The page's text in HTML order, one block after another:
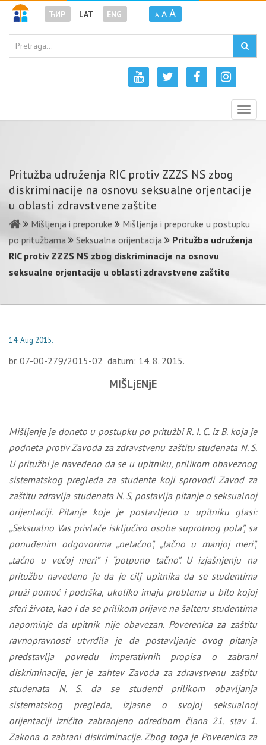
ЋИР LAT ENG A A A
Pritužba udruženja RIC protiv ZZZS NS zbog
diskriminacije na osnovu seksualne orjentacije
u oblasti zdravstvene zaštite
Mišljenja i preporuke
Mišljenja i preporuke u postupku
po pritužbama
Seksualna orijentacija
Pritužba udruženja
RIC protiv ZZZS NS zbog diskriminacije na osnovu
seksualne orjentacije u oblasti zdravstvene zaštite
14. Aug 2015.
br. 07-00-279/2015-02 datum: 14. 8. 2015.
MIŠLjENjE
Mišljenje je doneto u postupku po pritužbi R. I. C. iz B. koja je
podneta protiv Zavoda za zdravstvenu zaštitu studenata N. S.
U pritužbi je navedeno da se u upitniku, prilikom obaveznog
sistematskog pregleda za studente koji sprovodi Zavod za
zaštitu zdravlja studenata N. S, postavlja pitanje o seksualnoj
orijentaciji. Pitanje koje je postavljeno u upitniku glasi:
„Seksualno Vas privlače isključivo osobe suprotnog pola”, sa
ponuđenim odgovorima „netačno”, „tačno u manjoj meri”,
„tačno u većoj meri” i “potpuno tačno”. U izjašnjenju na
pritužbu navedeno je da je cilj upitnika da se studentima
pruži pomoć i podrška, ukoliko imaju problema u bilo kojoj
sferi života, kao i da se prilikom prijave na šalteru studentima
napominje da upitnik nije obavezan. Poverenica za zaštitu
ravnopravnosti utvrdila je da postavljanje ovog pitanja
predstavlja povredu imperativnih propisa o zabrani
diskriminacije, jer je zahtev Zavoda za zdravstvenu zaštitu
studenata N. S. da se studenti prilikom obavljanja
sistematskog pregleda, izjasne o svojoj seksualnoj
orijentaciji izričito zabranjeno odredbom člana 21. stav 1.
Zakona o zabrani diskriminacije. Zbog toga je Poverenica za